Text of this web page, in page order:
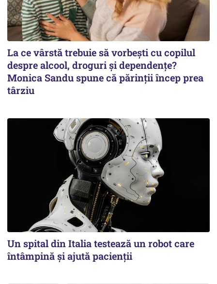
La ce vârstă trebuie să vorbești cu copilul
despre alcool, droguri și dependențe?
Monica Sandu spune că părinții încep prea
târziu
Un spital din Italia testează un robot care
întâmpină și ajută pacienții